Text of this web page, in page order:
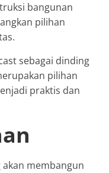
bangunan
pilihan
sebagai dinding
pilihan
praktis dan
akan membangun